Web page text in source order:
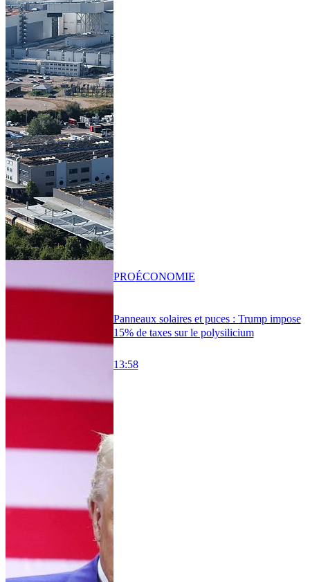
Panneaux solaires et puces : Trump impose
15% de taxes sur le polysilicium
13:58
PROÉCONOMIE